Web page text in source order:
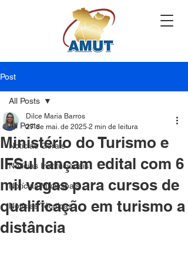
Post
All Posts
Notícias Gerais
Notícias Institucionais
Notícias Municipais
Notícias Técnicas
All Posts
Ministério do Turismo e
IFSul lançam edital com 6
mil vagas para cursos de
qualificação em turismo a
distância
Dilce Maria Barros
27 de mai. de 2025 2 min de leitura